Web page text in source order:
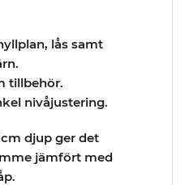
lås samt
tillbehör.
nivåjustering.
djup ger det
jämfört med